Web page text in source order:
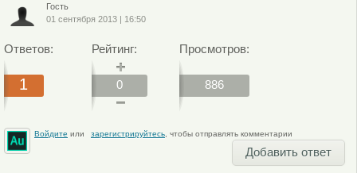
Гость
01 сентября 2013| 16:50
Ответов:
1
Рейтинг:
0
Просмотров:
886
Войдите или зарегистрируйтесь, чтобы отправлять комментарии
Добавить ответ